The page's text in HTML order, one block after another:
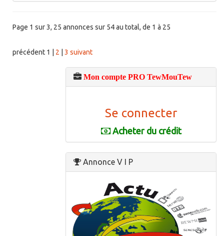
Page 1 sur 3, 25 annonces sur 54 au total, de 1 à 25
précédent 1 2 3 suivant
Mon compte PRO TewMouTew
Se connecter
Acheter du crédit
Annonce V I P